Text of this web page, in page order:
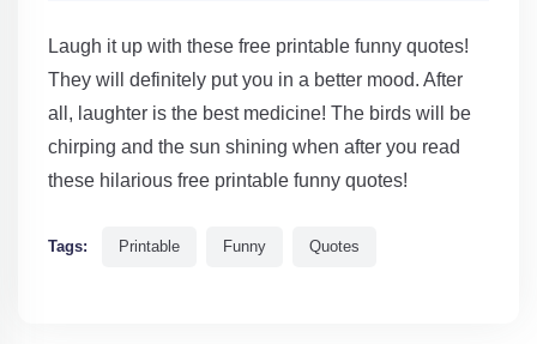
Laugh it up with these free printable funny quotes!
They will definitely put you in a better mood. After
all, laughter is the best medicine! The birds will be
chirping and the sun shining when after you read
these hilarious free printable funny quotes!
Tags: Printable Funny Quotes